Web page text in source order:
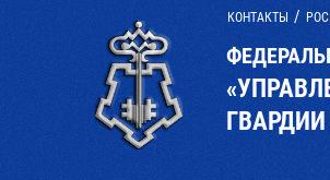
КОНТАКТЫ